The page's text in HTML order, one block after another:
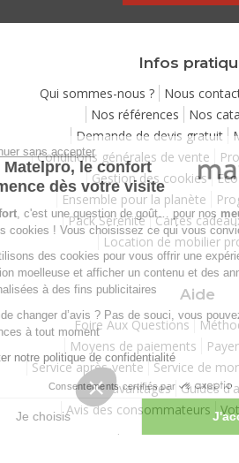
Infos
Qui sommes-nous ? Nous
Nos références
Nos
Demande de devis gratuit
Conditions générales de vente
Gestion des cookies
Ensemble pour la planète
Pack Sérénité
Cartes
Location de mobilier
Aide
Foire Aux Questions
Moyens de paiements
Service après-vente
Service de
Vos avantages Guides
Avis des consommateurs
Copyright 2007-2026 -
Continuer sans accepter
Chez Matelpro, le confort
commence dès votre visite
Leconfort, c'est une question de goût…
pour nos cookies ! Vous choisissez ce qui
Nous utilisons des cookies pour vous offrir
navigation moelleuse et afficher un
personnalisées à des fins publicitaires
Besoin de changer d’avis ? Pas de souci,
préférences à tout moment
Consulter notre politique de confidentialité
Consentements certifiés par
Je choisis